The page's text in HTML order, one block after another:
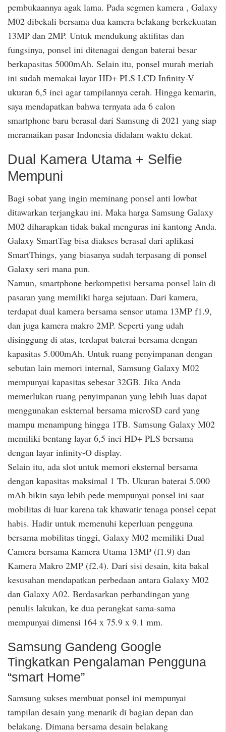
pembukaannya agak lama. Pada segmen kamera , Galaxy
M02 dibekali bersama dua kamera belakang berkekuatan
13MP dan 2MP. Untuk mendukung aktifitas dan
fungsinya, ponsel ini ditenagai dengan baterai besar
berkapasitas 5000mAh. Selain itu, ponsel murah meriah
ini sudah memakai layar HD+ PLS LCD Infinity-V
ukuran 6,5 inci agar tampilannya cerah. Hingga kemarin,
saya mendapatkan bahwa ternyata ada 6 calon
smartphone baru berasal dari Samsung di 2021 yang siap
meramaikan pasar Indonesia didalam waktu dekat.
Dual Kamera Utama + Selfie
Mempuni
Bagi sobat yang ingin meminang ponsel anti lowbat
ditawarkan terjangkau ini. Maka harga Samsung Galaxy
M02 diharapkan tidak bakal menguras ini kantong Anda.
Galaxy SmartTag bisa diakses berasal dari aplikasi
SmartThings, yang biasanya sudah terpasang di ponsel
Galaxy seri mana pun.
Namun, smartphone berkompetisi bersama ponsel lain di
pasaran yang memiliki harga sejutaan. Dari kamera,
terdapat dual kamera bersama sensor utama 13MP f1.9,
dan juga kamera makro 2MP. Seperti yang udah
disinggung di atas, terdapat baterai bersama dengan
kapasitas 5.000mAh. Untuk ruang penyimpanan dengan
sebutan lain memori internal, Samsung Galaxy M02
mempunyai kapasitas sebesar 32GB. Jika Anda
memerlukan ruang penyimpanan yang lebih luas dapat
menggunakan eskternal bersama microSD card yang
mampu menampung hingga 1TB. Samsung Galaxy M02
memiliki bentang layar 6,5 inci HD+ PLS bersama
dengan layar infinity-O display.
Selain itu, ada slot untuk memori eksternal bersama
dengan kapasitas maksimal 1 Tb. Ukuran baterai 5.000
mAh bikin saya lebih pede mempunyai ponsel ini saat
mobilitas di luar karena tak khawatir tenaga ponsel cepat
habis. Hadir untuk memenuhi keperluan pengguna
bersama mobilitas tinggi, Galaxy M02 memiliki Dual
Camera bersama Kamera Utama 13MP (f1.9) dan
Kamera Makro 2MP (f2.4). Dari sisi desain, kita bakal
kesusahan mendapatkan perbedaan antara Galaxy M02
dan Galaxy A02. Berdasarkan perbandingan yang
penulis lakukan, ke dua perangkat sama-sama
mempunyai dimensi 164 x 75.9 x 9.1 mm.
Samsung Gandeng Google
Tingkatkan Pengalaman Pengguna
“smart Home”
Samsung sukses membuat ponsel ini mempunyai
tampilan desain yang menarik di bagian depan dan
belakang. Dimana bersama desain belakang